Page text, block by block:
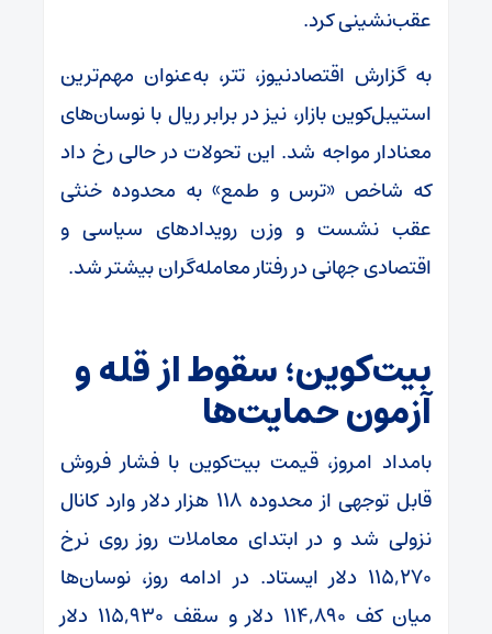
عقب‌نشینی کرد.
به گزارش اقتصادنیوز، تتر، به‌عنوان مهم‌ترین
استیبل‌کوین بازار، نیز در برابر ریال با نوسان‌های
معنادار مواجه شد. این تحولات در حالی رخ داد
که شاخص «ترس و طمع» به محدوده خنثی
عقب نشست و وزن رویدادهای سیاسی و
اقتصادی جهانی در رفتار معامله‌گران بیشتر شد.
بیت‌کوین؛ سقوط از قله و
آزمون حمایت‌ها
بامداد امروز، قیمت بیت‌کوین با فشار فروش
قابل توجهی از محدوده ۱۱۸ هزار دلار وارد کانال
نزولی شد و در ابتدای معاملات روز روی نرخ
۱۱۵,۲۷۰ دلار ایستاد. در ادامه روز، نوسان‌ها
میان کف ۱۱۴,۸۹۰ دلار و سقف ۱۱۵,۹۳۰ دلار